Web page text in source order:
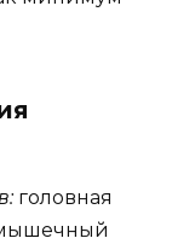
головная
мышечный